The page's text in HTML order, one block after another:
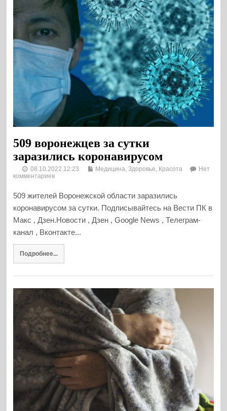
509 воронежцев за сутки
заразились коронавирусом
08.10.2022 12:23 Медицина, Здоровье, Красота
Нет
комментариев
509 жителей Воронежской области заразились
коронавирусом за сутки. Подписывайтесь на Вести ПК в
Макс , Дзен.Новости , Дзен , Google News , Телеграм-
канал , Вконтакте...
Подробнее...